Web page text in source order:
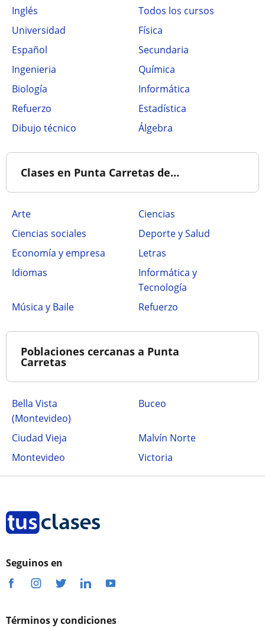
Inglés
Todos los cursos
Universidad
Física
Español
Secundaria
Ingenieria
Química
Biología
Informática
Refuerzo
Estadística
Dibujo técnico
Álgebra
Clases en Punta Carretas de…
Arte
Ciencias
Ciencias sociales
Deporte y Salud
Economía y empresa
Letras
Idiomas
Informática y
Tecnología
Música y Baile
Refuerzo
Poblaciones cercanas a Punta
Carretas
Bella Vista
(Montevideo)
Buceo
Ciudad Vieja
Malvín Norte
Montevideo
Victoria
Seguinos en
Términos y condiciones